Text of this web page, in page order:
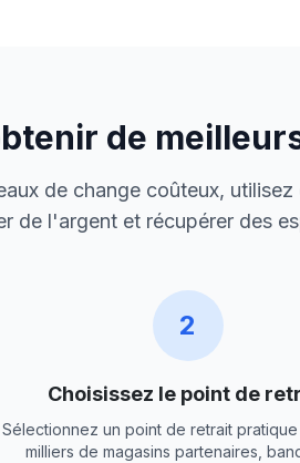
de
de change coûteux,
de l'argent et récupérer des
2
Choisissez le point de
Sélectionnez un point de retrait
milliers de magasins partenaires,